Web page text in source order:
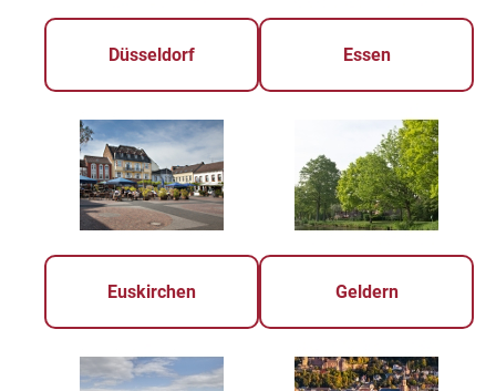
Düsseldorf Essen
Euskirchen Geldern